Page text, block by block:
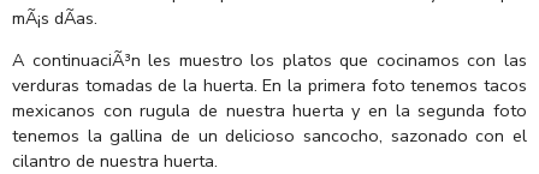
mÃ¡s dÃ­as.
A continuaciÃ³n les muestro los platos que cocinamos con las
verduras tomadas de la huerta. En la primera foto tenemos tacos
mexicanos con rugula de nuestra huerta y en la segunda foto
tenemos la gallina de un delicioso sancocho, sazonado con el
cilantro de nuestra huerta.